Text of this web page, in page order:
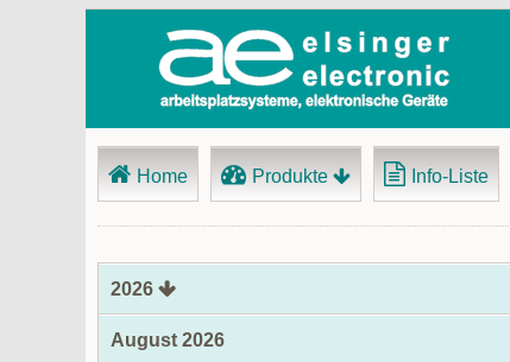
überspringen
Home Produkte Info-Liste
2026
August 2026